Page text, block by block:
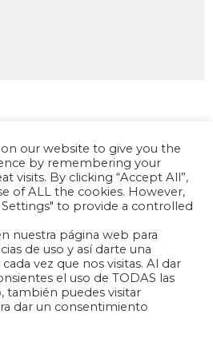
Bello – Centro de
Latinoamericano es una
lucro, de carácter
a la investigación y
internacionales entre la
y los países de América
on our website to give you the
by remembering your
visits. By clicking “Accept All”,
of ALL the cookies. However,
to provide a controlled
nuestra página web para
de uso y así darte una
vez que nos visitas. Al dar
el uso de TODAS las
también puedes visitar
dar un consentimiento